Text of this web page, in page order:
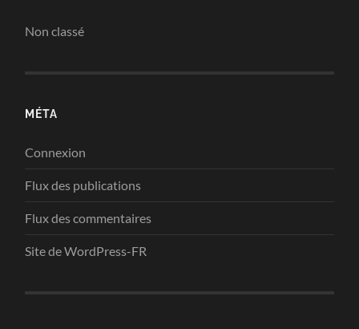
Non classé
MÉTA
Connexion
Flux des publications
Flux des commentaires
Site de WordPress-FR